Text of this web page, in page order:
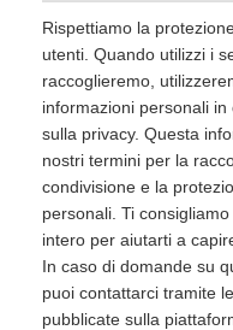
Rispettiamo la
utenti. Quando utilizzi i
raccoglieremo,
informazioni personali
sulla privacy. Questa
nostri termini per la
condivisione e la
personali. Ti
intero per aiutarti a
In caso di domande su
puoi contattarci tramite
pubblicate sulla